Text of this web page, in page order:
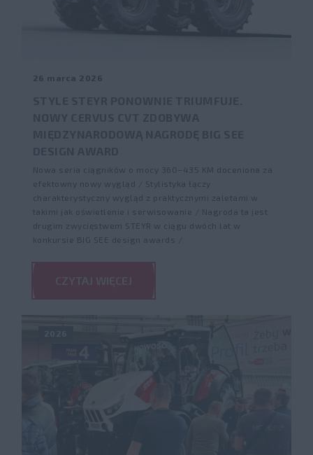
26 marca 2026
Nowa seria ciągników o mocy 360–435 KM doceniona za
efektowny nowy wygląd / Stylistyka łączy
charakterystyczny wygląd z praktycznymi zaletami w
takimi jak oświetlenie i serwisowanie / Nagroda ta jest
drugim zwycięstwem STEYR w ciągu dwóch lat w
konkursie BIG SEE design awards /
CZYTAJ WIĘCEJ